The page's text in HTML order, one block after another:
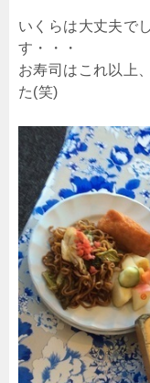
いくらは大丈夫で
す・・・
お寿司はこれ以上
た(笑)